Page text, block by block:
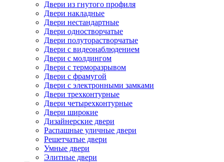
Двери из гнутого профиля
Двери накладные
Двери нестандартные
Двери одностворчатые
Двери полуторастворчатые
Двери с видеонаблюдением
Двери с молдингом
Двери с терморазрывом
Двери с фрамугой
Двери с электронными замками
Двери трехконтурные
Двери четырехконтурные
Двери широкие
Дизайнерские двери
Распашные уличные двери
Решетчатые двери
Умные двери
Элитные двери